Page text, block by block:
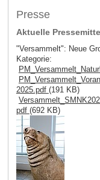
Presse
Aktuelle
"Versammelt": Neue
Kategorie:
2025.pdf (191 KB)
pdf (692 KB)